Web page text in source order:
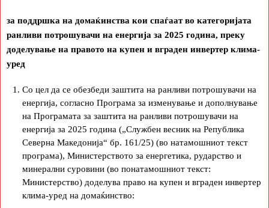
за поддршка на домаќинства кои спаѓаат во категоријата
ранливи потрошувачи на енергија за 2025 година, преку
доделување на правото на купен и вграден инвертер клима-
уред
Со цел да се обезбеди заштита на ранливи потрошувачи на
енергија, согласно Програма за изменување и дополнување
на Програмата за заштита на ранливи потрошувачи на
енергија за 2025 година („Службен весник на Република
Северна Македонија“ бр. 161/25) (во натамошниот текст
програма), Министерството за енергетика, рударство и
минерални суровини (во понатамошниот текст:
Министерство) доделува право на купен и вграден инвертер
клима-уред на домаќинство: